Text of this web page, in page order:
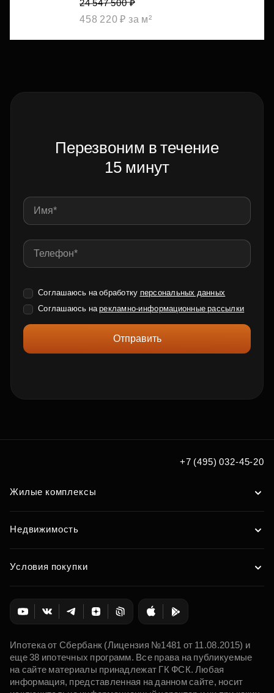
24 547 500 ₽
458 220 ₽ за м²
Перезвоним в течение
15 минут
Соглашаюсь на обработку персональных данных
Соглашаюсь нарекламно-информационные рассылки
Отправить
+7 (495) 032-45-20
Жилые комплексы
Недвижимость
Условия покупки
Ипотека от Сбербанк (Лицензия №1481 от 11.08.2015) и
еще 38 ипотечных программ. Все права на публикуемые
на сайте материалы принадлежат ГК ФСК. Любая
информация, представленная на данном сайте, носит